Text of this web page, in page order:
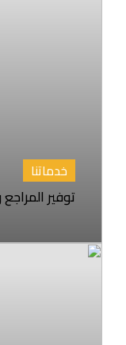
خدماتنا
توفير المراجع